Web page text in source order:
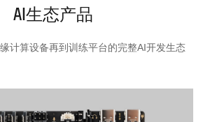
AI生态产品
计算设备再到训练平台的完整AI开发生态